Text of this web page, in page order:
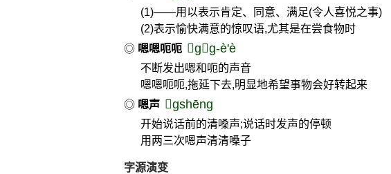
(1)——用以表示肯定、同意、满足(令人喜悦之事)
(2)表示愉快满意的惊叹语,尤其是在尝食物时
◎ 嗯嗯呃呃 gg-è'è
不断发出嗯和呃的声音
嗯嗯呃呃,拖延下去,明显地希望事物会好转起来
◎ 嗯声 gshēng
开始说话前的清嗓声;说话时发声的停顿
用两三次嗯声清清嗓子
字源演变